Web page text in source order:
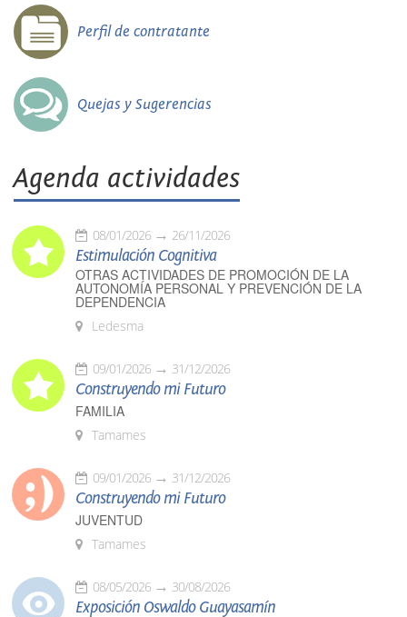
Perfil de contratante
Quejas y Sugerencias
Agenda actividades
08/01/2026 26/11/2026
Estimulación Cognitiva
OTRAS ACTIVIDADES DE PROMOCIÓN DE LA
AUTONOMÍA PERSONAL Y PREVENCIÓN DE LA
DEPENDENCIA
Ledesma
09/01/2026 31/12/2026
Construyendo mi Futuro
FAMILIA
Tamames
09/01/2026 31/12/2026
Construyendo mi Futuro
JUVENTUD
Tamames
08/05/2026 30/08/2026
Exposición Oswaldo Guayasamín